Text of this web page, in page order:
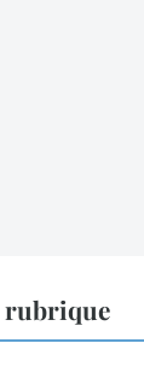
rubrique